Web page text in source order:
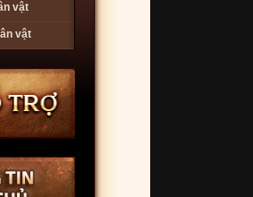
vật
vật